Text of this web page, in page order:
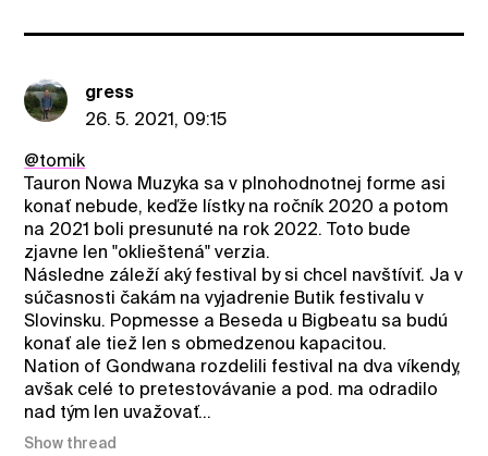
gress
26. 5. 2021, 09:15
@tomik
Tauron Nowa Muzyka sa v plnohodnotnej forme asi
konať nebude, keďže lístky na ročník 2020 a potom
na 2021 boli presunuté na rok 2022. Toto bude
zjavne len "oklieštená" verzia.
Následne záleží aký festival by si chcel navštíviť. Ja v
súčasnosti čakám na vyjadrenie Butik festivalu v
Slovinsku. Popmesse a Beseda u Bigbeatu sa budú
konať ale tiež len s obmedzenou kapacitou.
Nation of Gondwana rozdelili festival na dva víkendy,
avšak celé to pretestovávanie a pod. ma odradilo
nad tým len uvažovať...
Show thread